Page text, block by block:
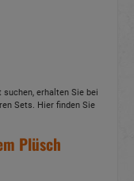
erhalten Sie bei
Sets. Hier finden Sie
Plüsch